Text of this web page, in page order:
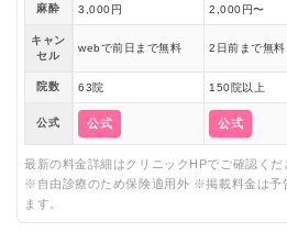
麻酔 3,000円 2,000円〜
キャン
セル
webで前日まで無料 2日前まで無料
院数 63院 150院以上
公式 公式 公式
最新の料金詳細はクリニックHPでご確認くだ
※自由診療のため保険適用外 ※掲載料金は予
ます。